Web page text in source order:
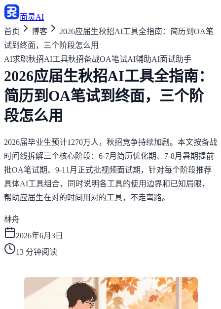
面灵AI
首页
博客
2026应届生秋招AI工具全指南：简历到OA笔
试到终面，三个阶段怎么用
AI求职秋招AI工具秋招备战OA笔试AI辅助AI面试助手
2026应届生秋招AI工具全指南：
简历到OA笔试到终面，三个阶
段怎么用
2026届毕业生预计1270万人，秋招竞争持续加剧。本文按备战
时间线拆解三个核心阶段：6-7月简历优化期、7-8月暑期提前
批OA笔试期、9-11月正式批视频面试期，针对每个阶段推荐
具体AI工具组合，同时说明各工具的使用边界和已知局限，
帮助应届生在对的时间用对的工具，不走弯路。
林舟
2026年6月3日
13 分钟阅读